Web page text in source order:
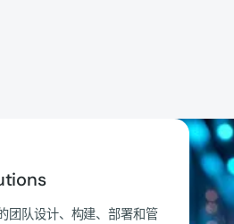
团队设计、构建、部署和管